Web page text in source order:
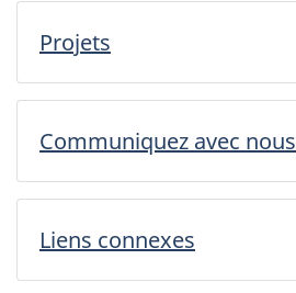
Projets
Communiquez avec nous
Liens connexes